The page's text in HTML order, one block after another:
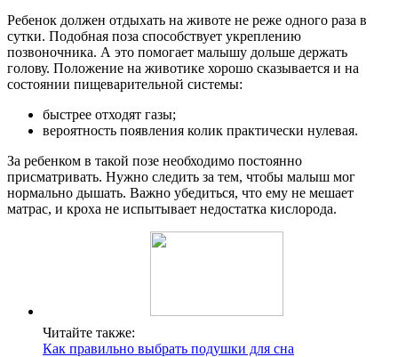
Ребенок должен отдыхать на животе не реже одного раза в
сутки. Подобная поза способствует укреплению
позвоночника. А это помогает малышу дольше держать
голову. Положение на животике хорошо сказывается и на
состоянии пищеварительной системы:
быстрее отходят газы;
вероятность появления колик практически нулевая.
За ребенком в такой позе необходимо постоянно
присматривать. Нужно следить за тем, чтобы малыш мог
нормально дышать. Важно убедиться, что ему не мешает
матрас, и кроха не испытывает недостатка кислорода.
Читайте также:
Как правильно выбрать подушки для сна